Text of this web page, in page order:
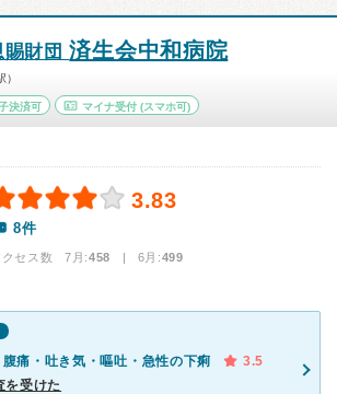
賜財団済生会中和病院
決済可 マイナ受付 (スマホ可)
3.83
8件
クセス数 7月:458 | 6月:499
腹痛・吐き気・嘔吐・急性の下痢
3.5
を受けた